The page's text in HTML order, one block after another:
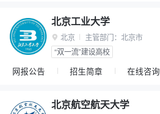
北京工业大学
 北京 主管部门： 北京市
“双一流”建设高校
网报公告 招生简章 在线咨询
北京航空航天大学